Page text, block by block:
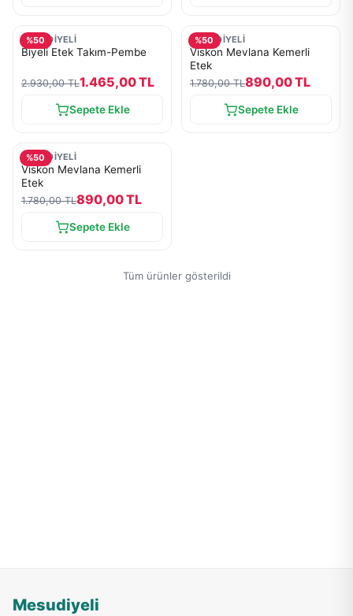
%50
MESUDİYELİ
Biyeli Etek Takım-Pembe
2.930,00 TL1.465,00 TL
Sepete Ekle
%50
MESUDİYELİ
Viskon Mevlana Kemerli
Etek
1.780,00 TL890,00 TL
Sepete Ekle
%50
MESUDİYELİ
Viskon Mevlana Kemerli
Etek
1.780,00 TL890,00 TL
Sepete Ekle
Tüm ürünler gösterildi
Mesudiyeli